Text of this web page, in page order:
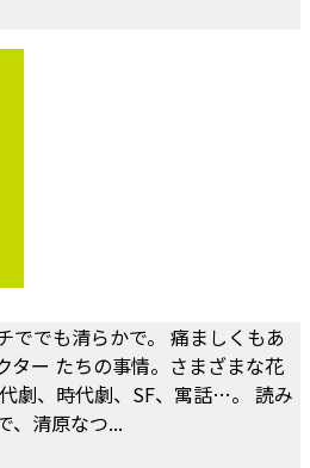
ででも清らかで。 痛ましくもあ
ター たちの事情。さまざまな花
劇、時代劇、SF、寓話…。 読み
、清原なつ...